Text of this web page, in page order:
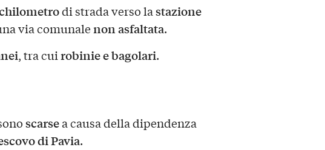
di strada verso lastazione
via comunalenon asfaltata.
, tra cuirobinie e bagolari.
scarsea causa della dipendenza
di Pavia.